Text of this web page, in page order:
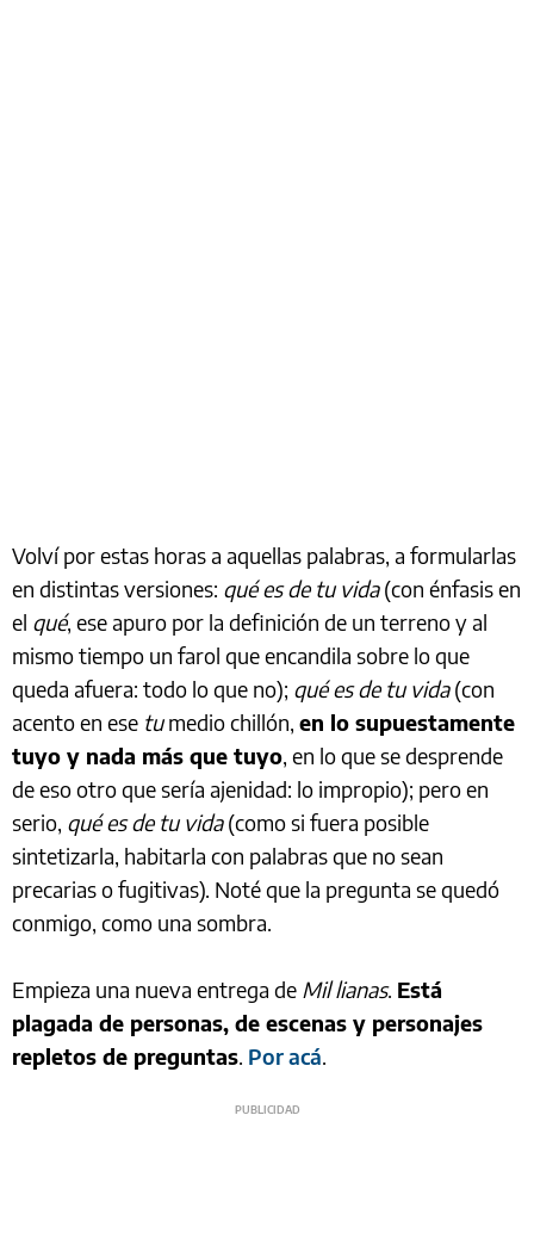
Volví por estas horas a aquellas palabras, a formularlas
en distintas versiones: qué es de tu vida(con énfasis en
el qué, ese apuro por la definición de un terreno y al
mismo tiempo un farol que encandila sobre lo que
queda afuera: todo lo que no); qué es de tu vida(con
acento en ese tumedio chillón, en lo supuestamente
tuyo y nada más que tuyo, en lo que se desprende
de eso otro que sería ajenidad: lo impropio); pero en
serio, qué es de tu vida(como si fuera posible
sintetizarla, habitarla con palabras que no sean
precarias o fugitivas). Noté que la pregunta se quedó
conmigo, como una sombra.
Empieza una nueva entrega de Mil lianas. Está
plagada de personas, de escenas y personajes
repletos de preguntas. Por acá.